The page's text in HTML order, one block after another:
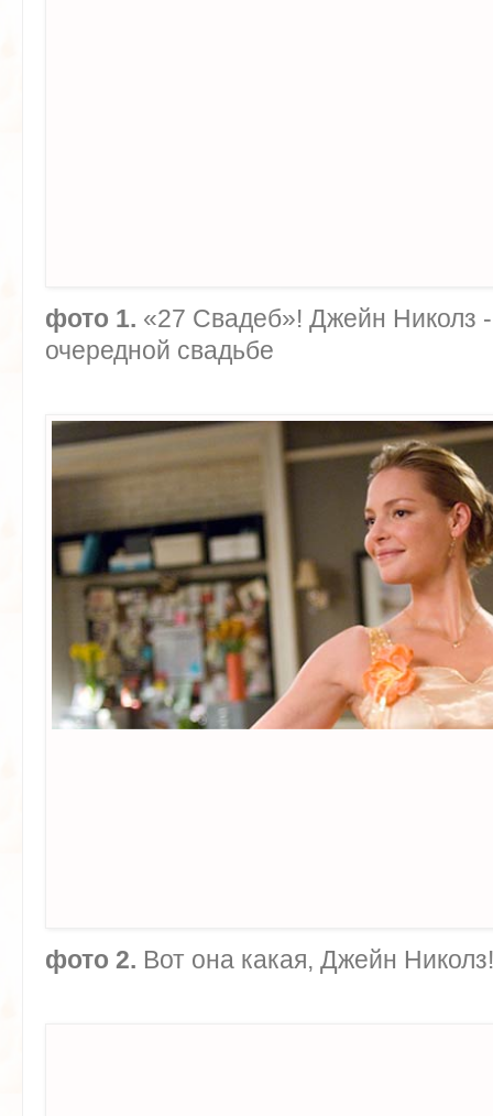
фото 1. «27 Свадеб»! Джейн Николз
очередной свадьбе
фото 2. Вот она какая, Джейн